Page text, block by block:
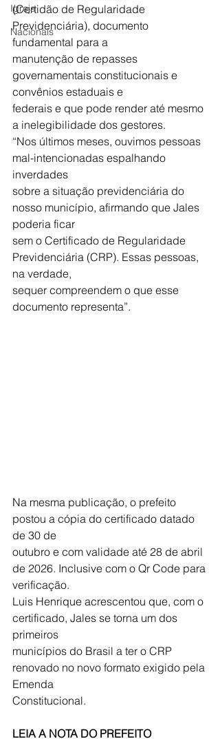
Igreja
Nacionais
(Certidão de Regularidade
Previdenciária), documento
fundamental para a
manutenção de repasses
governamentais constitucionais e
convênios estaduais e
federais e que pode render até mesmo
a inelegibilidade dos gestores.
“Nos últimos meses, ouvimos pessoas
mal-intencionadas espalhando
inverdades
sobre a situação previdenciária do
nosso município, afirmando que Jales
poderia ficar
sem o Certificado de Regularidade
Previdenciária (CRP). Essas pessoas,
na verdade,
sequer compreendem o que esse
documento representa”.
Na mesma publicação, o prefeito
postou a cópia do certificado datado
de 30 de
outubro e com validade até 28 de abril
de 2026. Inclusive com o Qr Code para
verificação.
Luis Henrique acrescentou que, com o
certificado, Jales se torna um dos
primeiros
municípios do Brasil a ter o CRP
renovado no novo formato exigido pela
Emenda
Constitucional.
LEIA A NOTA DO PREFEITO